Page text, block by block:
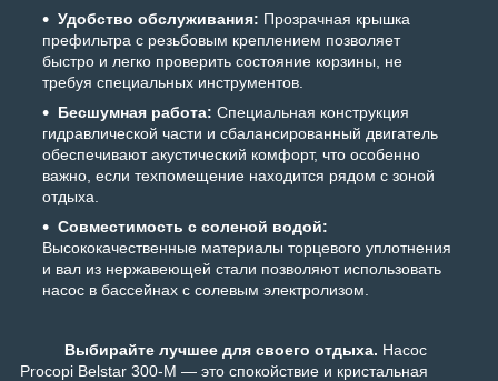
Удобство обслуживания: Прозрачная крышка
префильтра с резьбовым креплением позволяет
быстро и легко проверить состояние корзины, не
требуя специальных инструментов.
Бесшумная работа: Специальная конструкция
гидравлической части и сбалансированный двигатель
обеспечивают акустический комфорт, что особенно
важно, если техпомещение находится рядом с зоной
отдыха.
Совместимость с соленой водой:
Высококачественные материалы торцевого уплотнения
и вал из нержавеющей стали позволяют использовать
насос в бассейнах с солевым электролизом.
Выбирайте лучшее для своего отдыха. Насос
Procopi Belstar 300-M — это спокойствие и кристальная